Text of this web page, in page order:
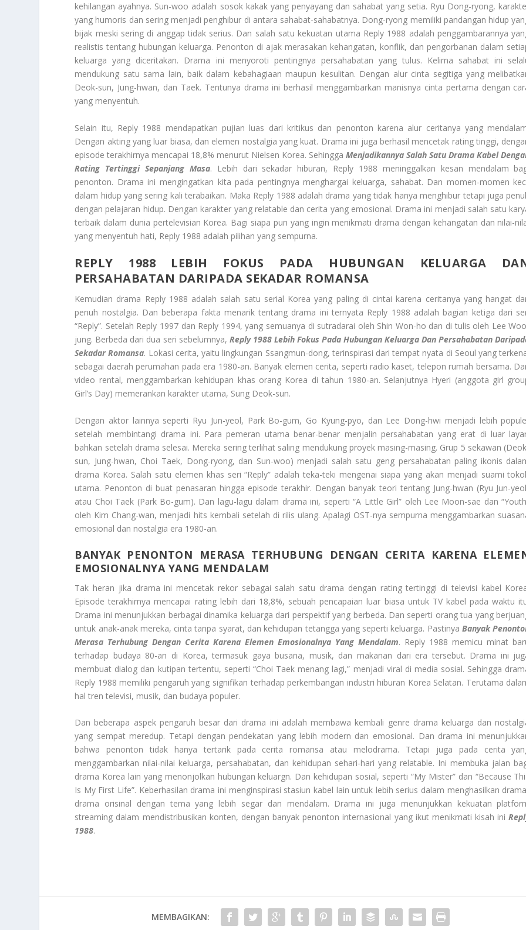
kehilangan ayahnya. Sun-woo adalah sosok kakak yang penyayang dan sahabat yang setia. Ryu Dong-ryong,
yang humoris dan sering menjadi penghibur di antara sahabat-sahabatnya. Dong-ryong memiliki pandangan hidup
bijak meski sering di anggap tidak serius. Dan salah satu kekuatan utama Reply 1988 adalah penggambarannya
realistis tentang hubungan keluarga. Penonton di ajak merasakan kehangatan, konflik, dan pengorbanan dalam
keluarga yang diceritakan. Drama ini menyoroti pentingnya persahabatan yang tulus. Kelima sahabat ini
mendukung satu sama lain, baik dalam kebahagiaan maupun kesulitan. Dengan alur cinta segitiga yang
Deok-sun, Jung-hwan, dan Taek. Tentunya drama ini berhasil menggambarkan manisnya cinta pertama dengan
yang menyentuh.
Selain itu, Reply 1988 mendapatkan pujian luas dari kritikus dan penonton karena alur ceritanya yang
Dengan akting yang luar biasa, dan elemen nostalgia yang kuat. Drama ini juga berhasil mencetak rating tinggi,
episode terakhirnya mencapai 18,8% menurut Nielsen Korea. SehinggaMenjadikannya Salah Satu Drama Kabel
Rating Tertinggi Sepanjang Masa. Lebih dari sekadar hiburan, Reply 1988 meninggalkan kesan mendalam
penonton. Drama ini mengingatkan kita pada pentingnya menghargai keluarga, sahabat. Dan momen-momen
dalam hidup yang sering kali terabaikan. Maka Reply 1988 adalah drama yang tidak hanya menghibur tetapi juga
dengan pelajaran hidup. Dengan karakter yang relatable dan cerita yang emosional. Drama ini menjadi salah satu
terbaik dalam dunia pertelevisian Korea. Bagi siapa pun yang ingin menikmati drama dengan kehangatan dan nilai-
yang menyentuh hati, Reply 1988 adalah pilihan yang sempurna.
REPLY 1988 LEBIH FOKUS PADA HUBUNGAN KELUARGA
PERSAHABATAN DARIPADA SEKADAR ROMANSA
Kemudian drama Reply 1988 adalah salah satu serial Korea yang paling di cintai karena ceritanya yang hangat
penuh nostalgia. Dan beberapa fakta menarik tentang drama ini ternyata Reply 1988 adalah bagian ketiga dari
“Reply”. Setelah Reply 1997 dan Reply 1994, yang semuanya di sutradarai oleh Shin Won-ho dan di tulis oleh Lee
jung. Berbeda dari dua seri sebelumnya, Reply 1988 Lebih Fokus Pada Hubungan Keluarga Dan Persahabatan
Sekadar Romansa. Lokasi cerita, yaitu lingkungan Ssangmun-dong, terinspirasi dari tempat nyata di Seoul yang
sebagai daerah perumahan pada era 1980-an. Banyak elemen cerita, seperti radio kaset, telepon rumah bersama.
video rental, menggambarkan kehidupan khas orang Korea di tahun 1980-an. Selanjutnya Hyeri (anggota girl
Girl’s Day) memerankan karakter utama, Sung Deok-sun.
Dengan aktor lainnya seperti Ryu Jun-yeol, Park Bo-gum, Go Kyung-pyo, dan Lee Dong-hwi menjadi lebih
setelah membintangi drama ini. Para pemeran utama benar-benar menjalin persahabatan yang erat di luar
bahkan setelah drama selesai. Mereka sering terlihat saling mendukung proyek masing-masing. Grup 5 sekawan
sun, Jung-hwan, Choi Taek, Dong-ryong, dan Sun-woo) menjadi salah satu geng persahabatan paling ikonis
drama Korea. Salah satu elemen khas seri “Reply” adalah teka-teki mengenai siapa yang akan menjadi suami
utama. Penonton di buat penasaran hingga episode terakhir. Dengan banyak teori tentang Jung-hwan (Ryu Jun-
atau Choi Taek (Park Bo-gum). Dan lagu-lagu dalam drama ini, seperti “A Little Girl” oleh Lee Moon-sae dan
oleh Kim Chang-wan, menjadi hits kembali setelah di rilis ulang. Apalagi OST-nya sempurna menggambarkan
emosional dan nostalgia era 1980-an.
BANYAK PENONTON MERASA TERHUBUNG DENGAN CERITA KARENA
EMOSIONALNYA YANG MENDALAM
Tak heran jika drama ini mencetak rekor sebagai salah satu drama dengan rating tertinggi di televisi kabel
Episode terakhirnya mencapai rating lebih dari 18,8%, sebuah pencapaian luar biasa untuk TV kabel pada waktu
Drama ini menunjukkan berbagai dinamika keluarga dari perspektif yang berbeda. Dan seperti orang tua yang
untuk anak-anak mereka, cinta tanpa syarat, dan kehidupan tetangga yang seperti keluarga. PastinyaBanyak
Merasa Terhubung Dengan Cerita Karena Elemen Emosionalnya Yang Mendalam. Reply 1988 memicu minat
terhadap budaya 80-an di Korea, termasuk gaya busana, musik, dan makanan dari era tersebut. Drama ini
membuat dialog dan kutipan tertentu, seperti “Choi Taek menang lagi,” menjadi viral di media sosial. Sehingga
Reply 1988 memiliki pengaruh yang signifikan terhadap perkembangan industri hiburan Korea Selatan. Terutama
hal tren televisi, musik, dan budaya populer.
Dan beberapa aspek pengaruh besar dari drama ini adalah membawa kembali genre drama keluarga dan
yang sempat meredup. Tetapi dengan pendekatan yang lebih modern dan emosional. Dan drama ini
bahwa penonton tidak hanya tertarik pada cerita romansa atau melodrama. Tetapi juga pada cerita
menggambarkan nilai-nilai keluarga, persahabatan, dan kehidupan sehari-hari yang relatable. Ini membuka jalan
drama Korea lain yang menonjolkan hubungan keluargn. Dan kehidupan sosial, seperti “My Mister” dan “Because
Is My First Life”. Keberhasilan drama ini menginspirasi stasiun kabel lain untuk lebih serius dalam menghasilkan
drama orisinal dengan tema yang lebih segar dan mendalam. Drama ini juga menunjukkan kekuatan
streaming dalam mendistribusikan konten, dengan banyak penonton internasional yang ikut menikmati kisah ini
1988.
MEMBAGIKAN: